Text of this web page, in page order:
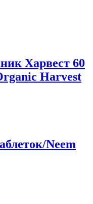
Харвест 60
Harvest
Neem